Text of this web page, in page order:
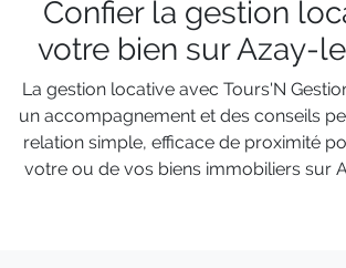
Confier la gestion
votre bien sur Azay-
La gestion locative avec Tours'N
un accompagnement et des conseils
relation simple, efficace de proximité
votre ou de vos biens immobiliers sur